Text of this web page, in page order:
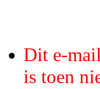
Dit e-
is toen